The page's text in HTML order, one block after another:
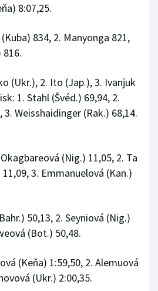
8:07,25.
834, 2. Manyonga 821,
816.
(Ukr.), 2. Ito (Jap.), 3. Ivanjuk
1. Stahl (Švéd.) 69,94, 2.
3. Weisshaidinger (Rak.) 68,14.
(Nig.) 11,05, 2. Ta
3. Emmanuelová (Kan.)
50,13, 2. Seyniová (Nig.)
(Bot.) 50,48.
(Keňa) 1:59,50, 2. Alemuová
(Ukr.) 2:00,35.